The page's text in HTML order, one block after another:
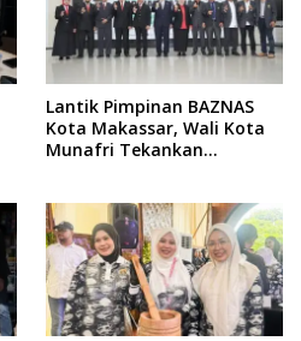
Lantik Pimpinan BAZNAS
Kota Makassar, Wali Kota
Munafri Tekankan
Data